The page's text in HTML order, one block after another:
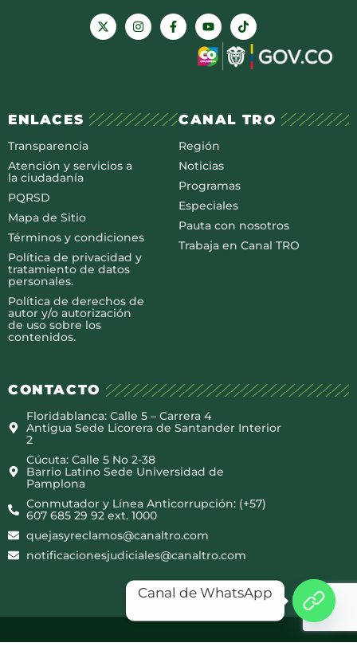
ENLACES
Transparencia
Atención y servicios a
la ciudadanía
PQRSD
Mapa de Sitio
Términos y condiciones
Política de privacidad y
tratamiento de datos
personales.
Política de derechos de
autor y/o autorización
de uso sobre los
contenidos.
CANAL TRO
Región
Noticias
Programas
Especiales
Pauta con nosotros
Trabaja en Canal TRO
CONTACTO
Floridablanca: Calle 5 – Carrera 4
Antigua Sede Licorera de Santander Interior
2
Cúcuta: Calle 5 No 2-38
Barrio Latino Sede Universidad de
Pamplona
Conmutador y Línea Anticorrupción: (+57)
607 685 29 92 ext. 1000
quejasyreclamos@canaltro.com
notificacionesjudiciales@canaltro.com
Canal de WhatsApp